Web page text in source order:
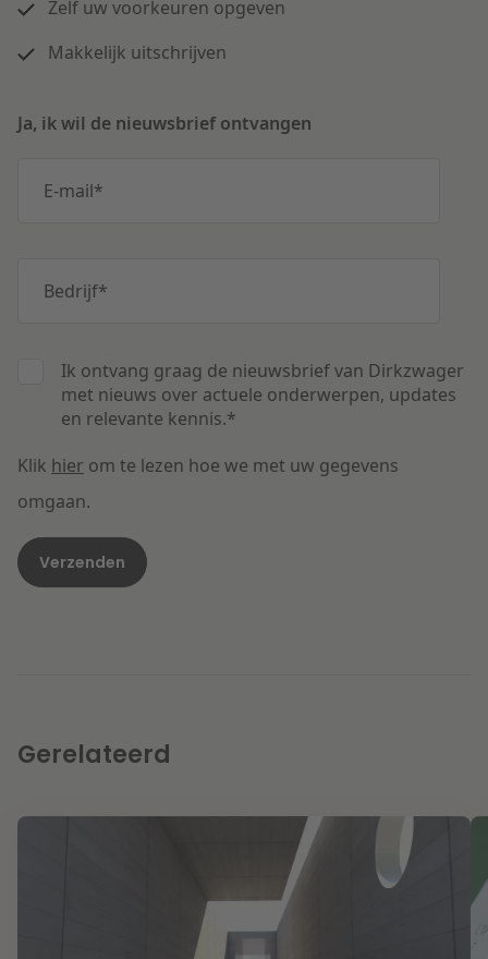
Zelf uw voorkeuren opgeven
Makkelijk uitschrijven
Ja, ik wil de nieuwsbrief ontvangen
E-mail*
Bedrijf*
Ik ontvang graag de nieuwsbrief van Dirkzwager
met nieuws over actuele onderwerpen, updates
en relevante kennis.*
Klik hier om te lezen hoe we met uw gegevens
omgaan.
Gerelateerd